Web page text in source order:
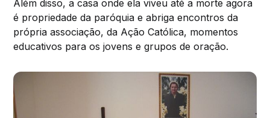
Além disso, a casa onde ela viveu até a morte agora
é propriedade da paróquia e abriga encontros da
própria associação, da Ação Católica, momentos
educativos para os jovens e grupos de oração.